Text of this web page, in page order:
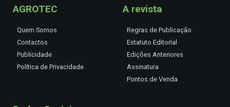
AGROTEC
Quem Somos
Contactos
Publicidade
Política de Privacidade
A revista
Regras de Publicação
Estatuto Editorial
Edições Anteriores
Assinatura
Pontos de Venda